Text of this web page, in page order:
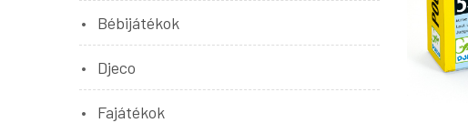
Bébijátékok
Djeco
Fajátékok